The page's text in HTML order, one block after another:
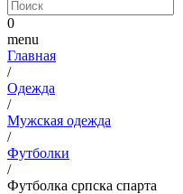
0
menu
Главная
/
Одежда
/
Мужская одежда
/
Футболки
/
Футболка српска спарта